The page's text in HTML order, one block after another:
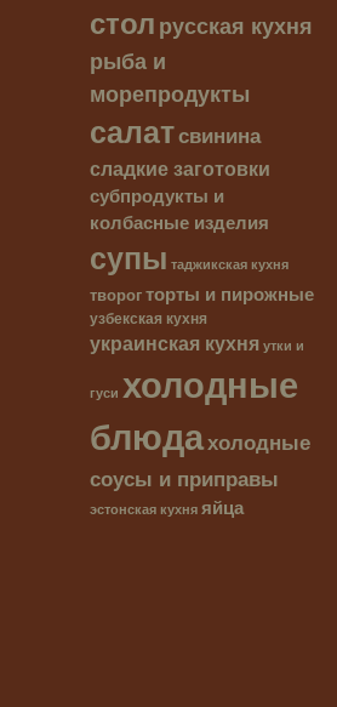
столрусская кухня
рыба и
морепродукты
салатсвинина
сладкие заготовки
субпродукты и
колбасные изделия
супы таджикская кухня
творогторты и пирожные
узбекская кухня
украинская кухня утки и
гуси холодные
блюдахолодные
соусы и приправы
эстонская кухня яйца